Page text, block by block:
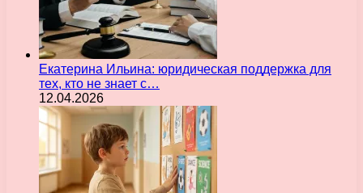
Екатерина Ильина: юридическая поддержка для
тех, кто не знает с…
12.04.2026